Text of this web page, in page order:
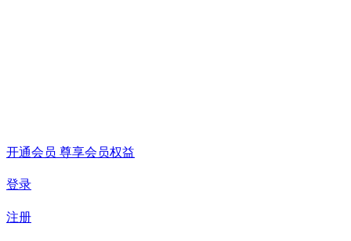
开通会员 尊享会员权益
登录
注册